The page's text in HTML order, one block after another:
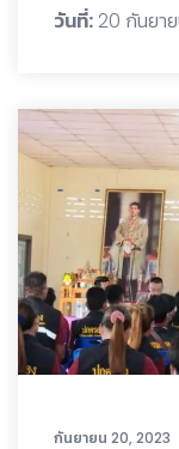
วันที่: 20 กันยา
กันยายน 20, 2023